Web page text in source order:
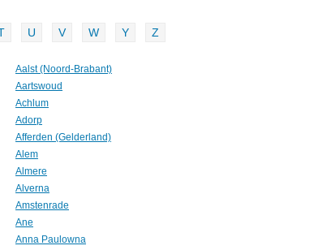
U V W Y Z
Aalst (Noord-Brabant)
Aartswoud
Achlum
Adorp
Afferden (Gelderland)
Alem
Almere
Alverna
Amstenrade
Ane
Anna Paulowna